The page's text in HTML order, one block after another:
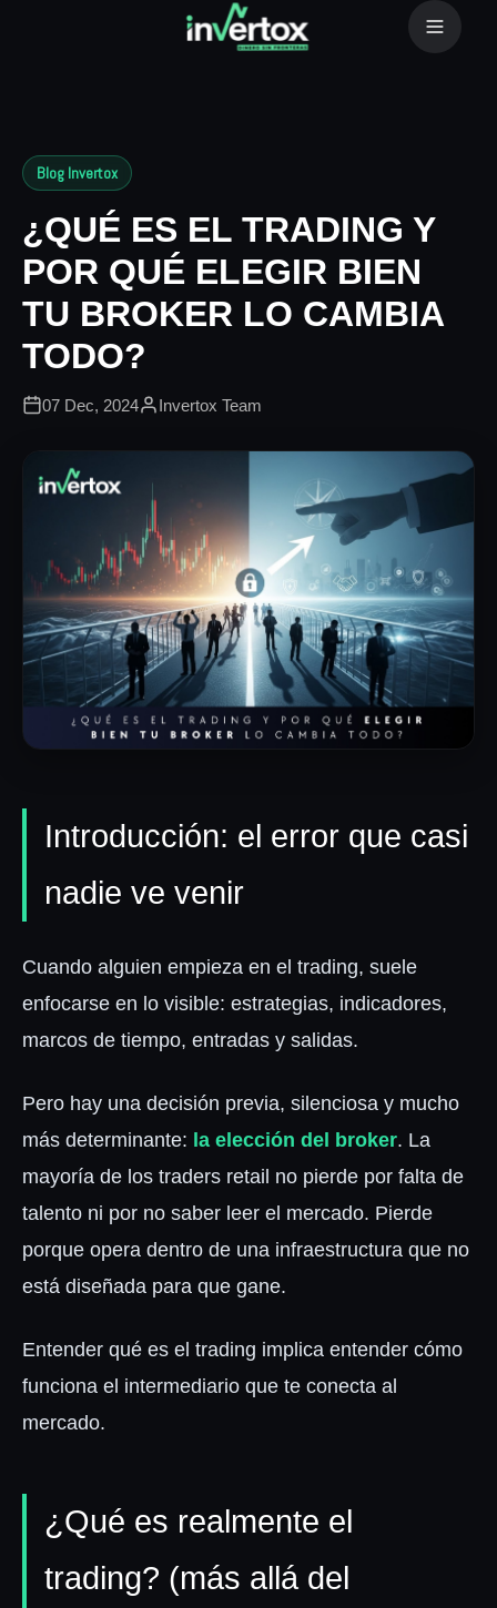
Comparar
TRADING
Social Trading
Programa de IB's
EDUCACIÓN
Invertox Academy
NOSOTROS
Conócenos
Reseñas
Contacto
Términos y Condiciones
Aviso de Privacidad
Iniciar Sesión
Blog Invertox
¿QUÉ ES EL TRADING Y
POR QUÉ ELEGIR BIEN
TU BROKER LO CAMBIA
TODO?
07 Dec, 2024 Invertox Team
Introducción: el error que casi
nadie ve venir
Cuando alguien empieza en el trading, suele
enfocarse en lo visible: estrategias, indicadores,
marcos de tiempo, entradas y salidas.
Pero hay una decisión previa, silenciosa y mucho
más determinante: la elección del broker. La
mayoría de los traders retail no pierde por falta de
talento ni por no saber leer el mercado. Pierde
porque opera dentro de una infraestructura que no
está diseñada para que gane.
Entender qué es el trading implica entender cómo
funciona el intermediario que te conecta al
mercado.
¿Qué es realmente el
trading? (más allá del